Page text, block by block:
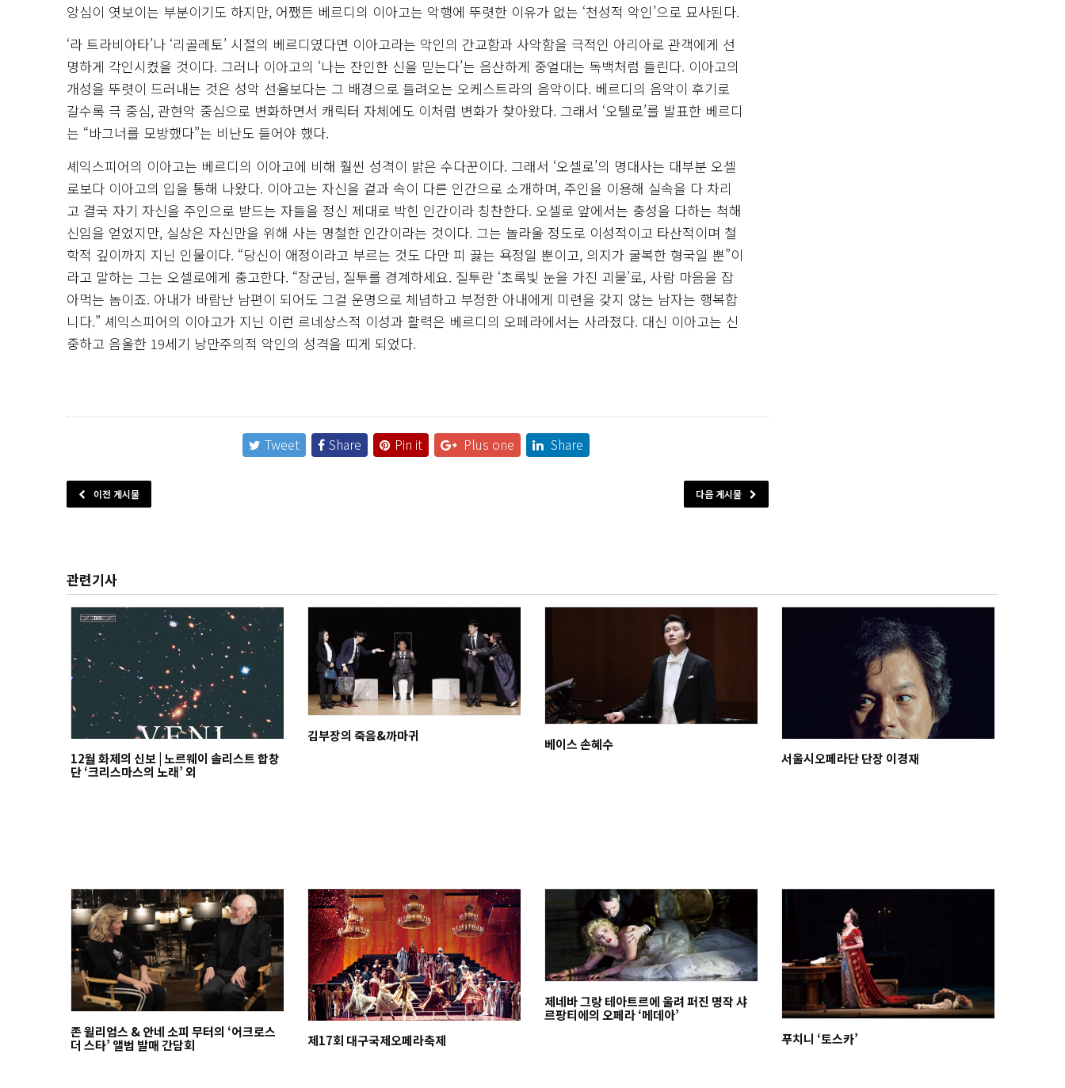
앙심이 엿보이는 부분이기도 하지만, 어쨌든 베르디의 이아고는 악행에 뚜렷한 이유가 없는 ‘천성적 악인’으로 묘사된다.
‘라 트라비아타’나 ‘리골레토’ 시절의 베르디였다면 이아고라는 악인의 간교함과 사악함을 극적인 아리아로 관객에게 선
명하게 각인시켰을 것이다. 그러나 이아고의 ‘나는 잔인한 신을 믿는다’는 음산하게 중얼대는 독백처럼 들린다. 이아고의
개성을 뚜렷이 드러내는 것은 성악 선율보다는 그 배경으로 들려오는 오케스트라의 음악이다. 베르디의 음악이 후기로
갈수록 극 중심, 관현악 중심으로 변화하면서 캐릭터 자체에도 이처럼 변화가 찾아왔다. 그래서 ‘오텔로’를 발표한 베르디
는 “바그너를 모방했다”는 비난도 들어야 했다.
셰익스피어의 이아고는 베르디의 이아고에 비해 훨씬 성격이 밝은 수다꾼이다. 그래서 ‘오셀로’의 명대사는 대부분 오셀
로보다 이아고의 입을 통해 나왔다. 이아고는 자신을 겉과 속이 다른 인간으로 소개하며, 주인을 이용해 실속을 다 차리
고 결국 자기 자신을 주인으로 받드는 자들을 정신 제대로 박힌 인간이라 칭찬한다. 오셀로 앞에서는 충성을 다하는 척해
신임을 얻었지만, 실상은 자신만을 위해 사는 명철한 인간이라는 것이다. 그는 놀라울 정도로 이성적이고 타산적이며 철
학적 깊이까지 지닌 인물이다. “당신이 애정이라고 부르는 것도 다만 피 끓는 욕정일 뿐이고, 의지가 굴복한 형국일 뿐”이
라고 말하는 그는 오셀로에게 충고한다. “장군님, 질투를 경계하세요. 질투란 ‘초록빛 눈을 가진 괴물’로, 사람 마음을 잡
아먹는 놈이죠. 아내가 바람난 남편이 되어도 그걸 운명으로 체념하고 부정한 아내에게 미련을 갖지 않는 남자는 행복합
니다.” 셰익스피어의 이아고가 지닌 이런 르네상스적 이성과 활력은 베르디의 오페라에서는 사라졌다. 대신 이아고는 신
중하고 음울한 19세기 낭만주의적 악인의 성격을 띠게 되었다.
Tweet Share Pin it Plus one Share
이전 게시물 다음 게시물
관련기사
12월 화제의 신보 | 노르웨이 솔리스트 합창
단 ‘크리스마스의 노래’ 외
김부장의 죽음&까마귀
베이스 손혜수
서울시오페라단 단장 이경재
존 윌리엄스 & 안네 소피 무터의 ‘어크로스
더 스타’ 앨범 발매 간담회
제17회 대구국제오페라축제
제네바 그랑 테아트르에 울려 퍼진 명작 샤
르팡티에의 오페라 ‘메데아’
푸치니 ‘토스카’